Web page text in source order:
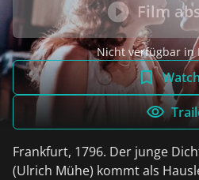
Film
Nicht verfügbar in
Frankfurt, 1796. Der junge
(Ulrich Mühe) kommt als